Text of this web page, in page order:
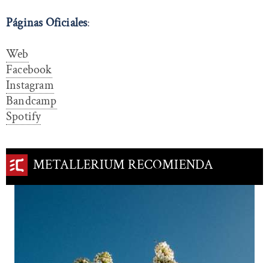
Páginas Oficiales:
Web
Facebook
Instagram
Bandcamp
Spotify
METALLERIUM RECOMIENDA